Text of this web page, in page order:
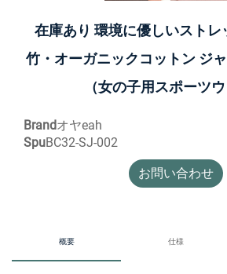
在庫あり 環境に優しいストレ
竹・オーガニックコットン ジ
（女の子用スポーツウ
Brandオヤeah
SpuBC32-SJ-002
お問い合わせ
概要 仕様